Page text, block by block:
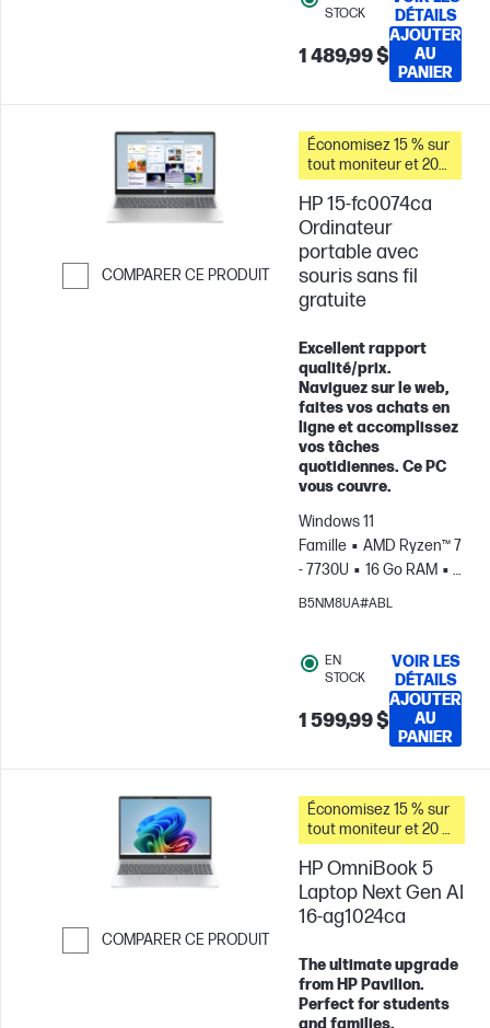
graphique Qualcomm®
Adreno™
STOCK
1 489,99 $
DÉTAILS
AJOUTER
AU
PANIER
COMPARER CE PRODUIT
Économisez 15 % sur
tout moniteur et 20
% sur les accessoires
pour PC lorsque vous
achetez ce PC.
HP 15-fc0074ca
Ordinateur
portable avec
souris sans fil
gratuite
Excellent rapport
qualité/prix.
Naviguez sur le web,
faites vos achats en
ligne et accomplissez
vos tâches
quotidiennes. Ce PC
vous couvre.
Windows 11
Famille
AMD Ryzen™ 7
- 7730U
16 Go RAM
1
To Disque SSD
B5NM8UA#ABL
EN
STOCK
1 599,99 $
VOIR LES
DÉTAILS
AJOUTER
AU
PANIER
COMPARER CE PRODUIT
Économisez 15 % sur
tout moniteur et 20 %
sur les accessoires
pour PC lorsque vous
achetez ce PC.
HP OmniBook 5
Laptop Next Gen AI
16-ag1024ca
The ultimate upgrade
from HP Pavilion.
Perfect for students
and families.